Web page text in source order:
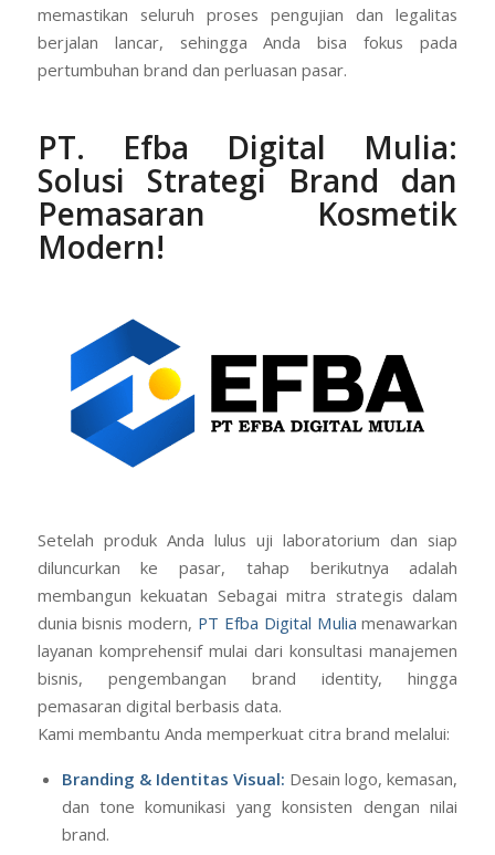
memastikan seluruh proses pengujian dan legalitas
berjalan lancar, sehingga Anda bisa fokus pada
pertumbuhan brand dan perluasan pasar.
PT. Efba Digital Mulia:
Solusi Strategi Brand dan
Pemasaran Kosmetik
Modern!
Setelah produk Anda lulus uji laboratorium dan siap
diluncurkan ke pasar, tahap berikutnya adalah
membangun kekuatan Sebagai mitra strategis dalam
dunia bisnis modern, PT Efba Digital Mulia menawarkan
layanan komprehensif mulai dari konsultasi manajemen
bisnis, pengembangan brand identity, hingga
pemasaran digital berbasis data.
Kami membantu Anda memperkuat citra brand melalui:
Branding & Identitas Visual: Desain logo, kemasan,
dan tone komunikasi yang konsisten dengan nilai
brand.